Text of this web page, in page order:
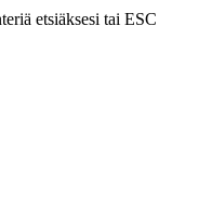
etsiäksesi tai ESC